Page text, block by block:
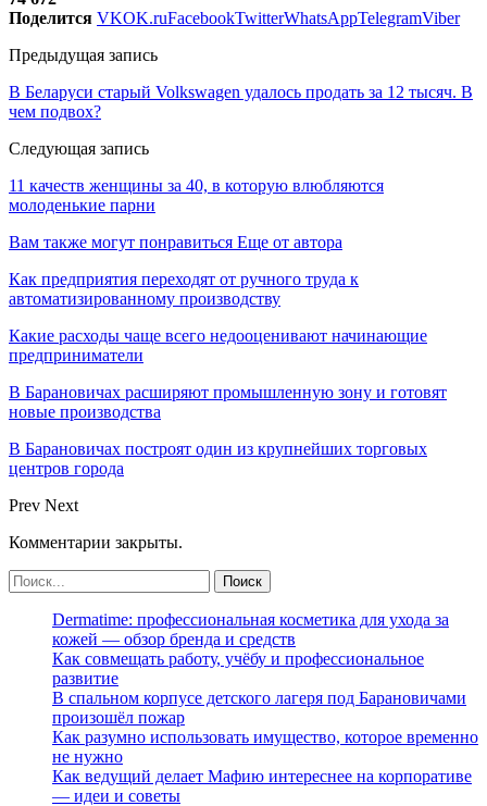
Поделится VKOK.ruFacebookTwitterWhatsAppTelegramViber
Предыдущая запись
В Беларуси старый Volkswagen удалось продать за 12 тысяч. В
чем подвох?
Следующая запись
11 качеств женщины за 40, в которую влюбляются
молоденькие парни
Вам также могут понравиться Еще от автора
Как предприятия переходят от ручного труда к
автоматизированному производству
Какие расходы чаще всего недооценивают начинающие
предприниматели
В Барановичах расширяют промышленную зону и готовят
новые производства
В Барановичах построят один из крупнейших торговых
центров города
Prev Next
Комментарии закрыты.
Dermatime: профессиональная косметика для ухода за
кожей — обзор бренда и средств
Как совмещать работу, учёбу и профессиональное
развитие
В спальном корпусе детского лагеря под Барановичами
произошёл пожар
Как разумно использовать имущество, которое временно
не нужно
Как ведущий делает Мафию интереснее на корпоративе
— идеи и советы